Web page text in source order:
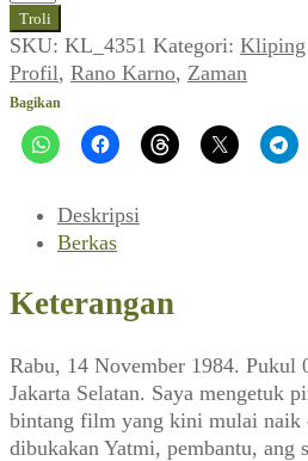
Rano
Karno:
Bukan
Sekadar
Proyek
Recehan
Desember
1984)
Troli
SKU: KL_4351 Kategori: Kliping
Profil, Rano Karno, Zaman
Bagikan
Deskripsi
Berkas
Keterangan
Rabu, 14 November 1984. Pukul
Jakarta Selatan. Saya mengetuk
bintang film yang kini mulai naik
dibukakan Yatmi, pembantu, ang